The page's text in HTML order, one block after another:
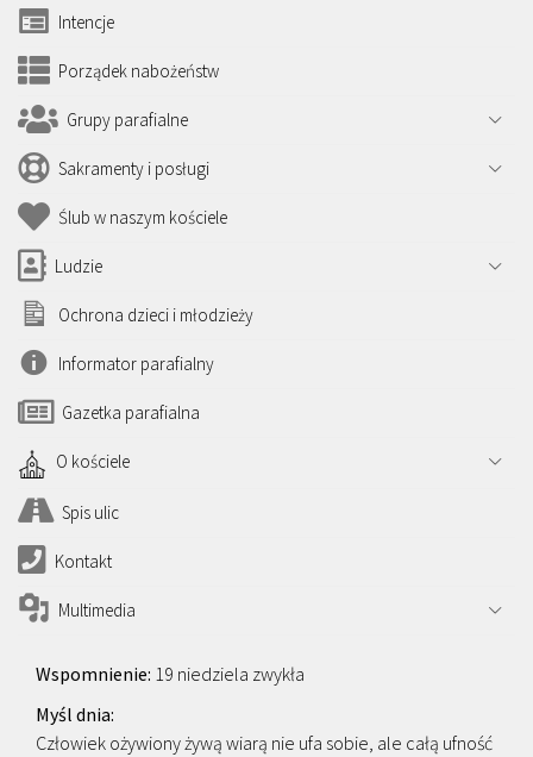
Intencje
Porządek nabożeństw
Grupy parafialne
Sakramenty i posługi
Ślub w naszym kościele
Ludzie
Ochrona dzieci i młodzieży
Informator parafialny
Gazetka parafialna
O kościele
Spis ulic
Kontakt
Multimedia
19 niedziela zwykła
Człowiek ożywiony żywą wiarą nie ufa sobie, ale całą ufność